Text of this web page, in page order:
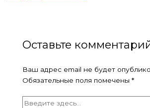
Оставьте
Ваш адрес email не будет
Обязательные поля помечены *
Введите